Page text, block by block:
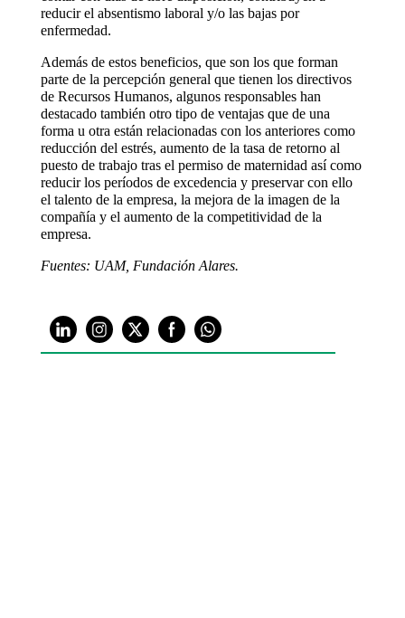
reducir el absentismo laboral y/o las bajas por
enfermedad.
Además de estos beneficios, que son los que forman
parte de la percepción general que tienen los directivos
de Recursos Humanos, algunos responsables han
destacado también otro tipo de ventajas que de una
forma u otra están relacionadas con los anteriores como
reducción del estrés, aumento de la tasa de retorno al
puesto de trabajo tras el permiso de maternidad así como
reducir los períodos de excedencia y preservar con ello
el talento de la empresa, la mejora de la imagen de la
compañía y el aumento de la competitividad de la
empresa.
Fuentes: UAM, Fundación Alares.